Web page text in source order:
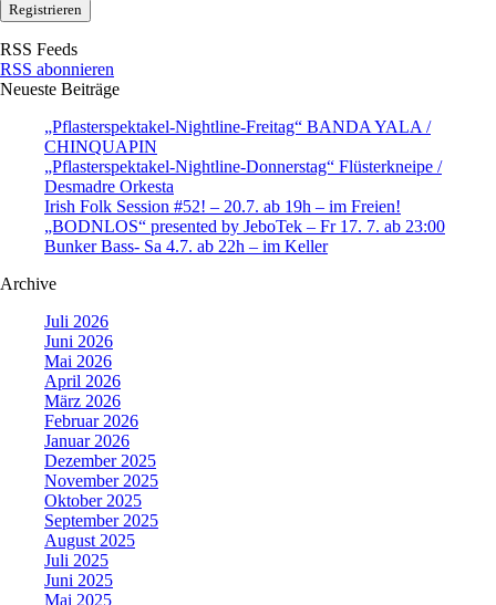
RSS Feeds
RSS abonnieren
Neueste Beiträge
„Pflasterspektakel-Nightline-Freitag“ BANDA YALA /
CHINQUAPIN
„Pflasterspektakel-Nightline-Donnerstag“ Flüsterkneipe /
Desmadre Orkesta
Irish Folk Session #52! – 20.7. ab 19h – im Freien!
„BODNLOS“ presented by JeboTek – Fr 17. 7. ab 23:00
Bunker Bass- Sa 4.7. ab 22h – im Keller
Archive
Juli 2026
Juni 2026
Mai 2026
April 2026
März 2026
Februar 2026
Januar 2026
Dezember 2025
November 2025
Oktober 2025
September 2025
August 2025
Juli 2025
Juni 2025
Mai 2025